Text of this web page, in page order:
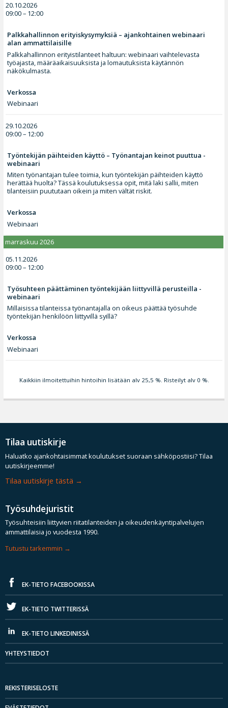
20.10.2026
09:00 – 12:00
Palkkahallinnon erityiskysymyksiä – ajankohtainen webinaari
alan ammattilaisille
Palkkahallinnon erityistilanteet haltuun: webinaari vaihtelevasta
työajasta, määräaikaisuuksista ja lomautuksista käytännön
näkökulmasta.
Verkossa
Webinaari
29.10.2026
09:00 – 12:00
Työntekijän päihteiden käyttö – Työnantajan keinot puuttua -
webinaari
Miten työnantajan tulee toimia, kun työntekijän päihteiden käyttö
herättää huolta? Tässä koulutuksessa opit, mitä laki sallii, miten
tilanteisiin puututaan oikein ja miten vältät riskit.
Verkossa
Webinaari
marraskuu 2026
05.11.2026
09:00 – 12:00
Työsuhteen päättäminen työntekijään liittyvillä perusteilla -
webinaari
Millaisissa tilanteissa työnantajalla on oikeus päättää työsuhde
työntekijän henkilöön liittyvillä syillä?
Verkossa
Webinaari
Kaikkiin ilmoitettuihin hintoihin lisätään alv 25,5 %. Risteilyt alv 0 %.
Tilaa uutiskirje
Haluatko ajankohtaisimmat koulutukset suoraan sähköpostiisi? Tilaa
uutiskirjeemme!
Tilaa uutiskirje tästä
Työsuhdejuristit
Työsuhteisiin liittyvien riitatilanteiden ja oikeudenkäyntipalvelujen
ammattilaisia jo vuodesta 1990.
Tutustu tarkemmin
EK-TIETO FACEBOOKISSA
EK-TIETO TWITTERISSÄ
EK-TIETO LINKEDINISSÄ
YHTEYSTIEDOT
REKISTERISELOSTE